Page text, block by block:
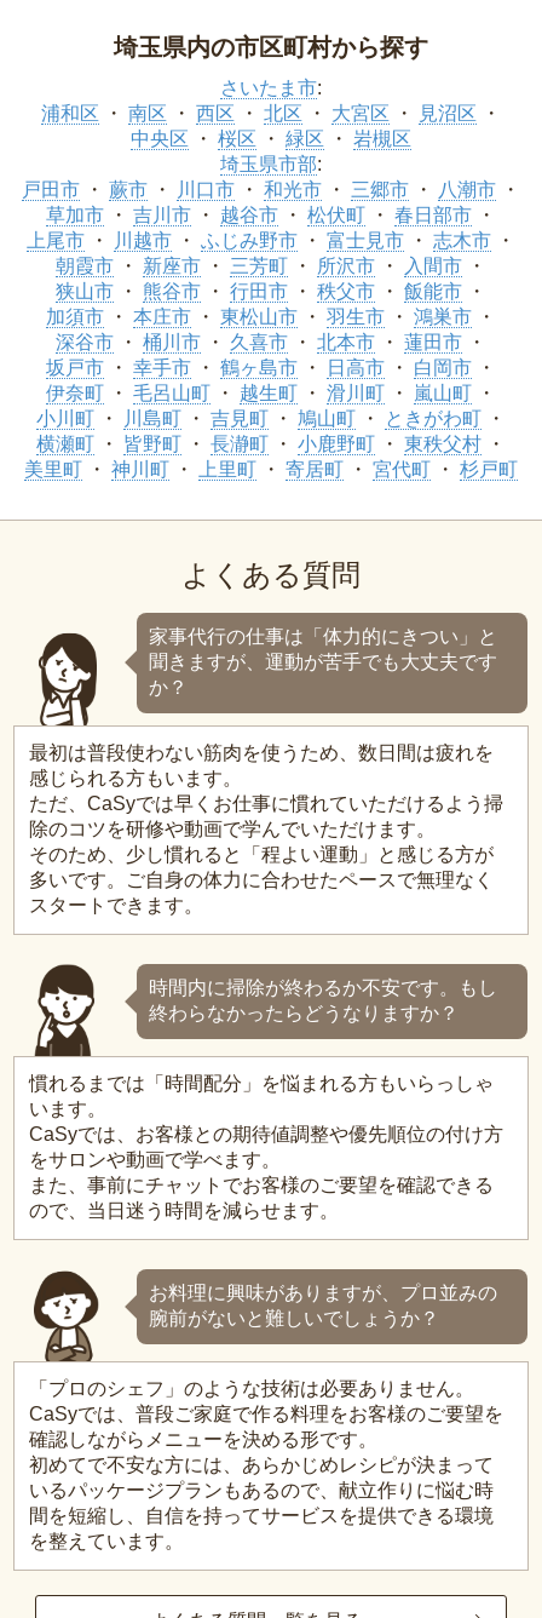
埼玉県内の市区町村から探す
さいたま市:
浦和区
南区 西区 北区 大宮区
見沼区
中央区
桜区 緑区
岩槻区
埼玉県市部:
戸田市
蕨市 川口市 和光市 三郷市
八潮市
草加市
吉川市 越谷市 松伏町
春日部市
上尾市
川越市 ふじみ野市 富士見市
志木市
朝霞市
新座市 三芳町 所沢市
入間市
狭山市
熊谷市 行田市 秩父市
飯能市
加須市
本庄市 東松山市 羽生市
鴻巣市
深谷市
桶川市 久喜市 北本市
蓮田市
坂戸市
幸手市 鶴ヶ島市 日高市
白岡市
伊奈町
毛呂山町 越生町 滑川町
嵐山町
小川町
川島町 吉見町 鳩山町
ときがわ町
横瀬町
皆野町 長瀞町 小鹿野町
東秩父村
美里町
神川町 上里町 寄居町 宮代町 杉戸町
よくある質問
家事代行の仕事は「体力的にきつい」と
聞きますが、運動が苦手でも大丈夫です
か？
最初は普段使わない筋肉を使うため、数日間は疲れを
感じられる方もいます。
ただ、CaSyでは早くお仕事に慣れていただけるよう掃
除のコツを研修や動画で学んでいただけます。
そのため、少し慣れると「程よい運動」と感じる方が
多いです。ご自身の体力に合わせたペースで無理なく
スタートできます。
時間内に掃除が終わるか不安です。もし
終わらなかったらどうなりますか？
慣れるまでは「時間配分」を悩まれる方もいらっしゃ
います。
CaSyでは、お客様との期待値調整や優先順位の付け方
をサロンや動画で学べます。
また、事前にチャットでお客様のご要望を確認できる
ので、当日迷う時間を減らせます。
お料理に興味がありますが、プロ並みの
腕前がないと難しいでしょうか？
「プロのシェフ」のような技術は必要ありません。
CaSyでは、普段ご家庭で作る料理をお客様のご要望を
確認しながらメニューを決める形です。
初めてで不安な方には、あらかじめレシピが決まって
いるパッケージプランもあるので、献立作りに悩む時
間を短縮し、自信を持ってサービスを提供できる環境
を整えています。